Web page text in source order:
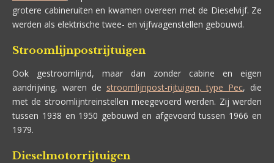
grotere cabineruiten en kwamen overeen met de Dieselvijf. Ze
werden als elektrische twee- en vijfwagenstellen gebouwd.
Stroomlijnpostrijtuigen
Ook gestroomlijnd, maar dan zonder cabine en eigen
aandrijving, waren de stroomlijnpost-rijtuigen, type Pec, die
met de stroomlijntreinstellen meegevoerd werden. Zij werden
tussen 1938 en 1950 gebouwd en afgevoerd tussen 1966 en
1979.
Dieselmotorrijtuigen